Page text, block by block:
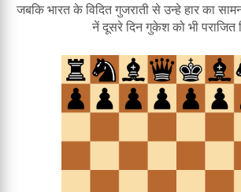
जबकि भारत के विदित गुजराती से उन्हे हार का
नें दूसरे दिन गुकेश को भी पराजित